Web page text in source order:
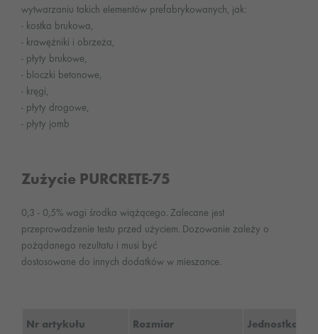
wytwarzaniu takich elementów prefabrykowanych, jak:
- kostka brukowa,
- krawężniki i obrzeża,
- płyty brukowe,
- bloczki betonowe,
- kręgi,
- płyty drogowe,
- płyty jomb
Zużycie PURCRETE-75
0,3 - 0,5% wagi środka wiążącego. Zalecane jest
przeprowadzenie testu przed użyciem. Dozowanie zależy o
pożądanego rezultatu i musi być
dostosowane do innych dodatków w mieszance.
Nr artykułu Rozmiar Jednostka/